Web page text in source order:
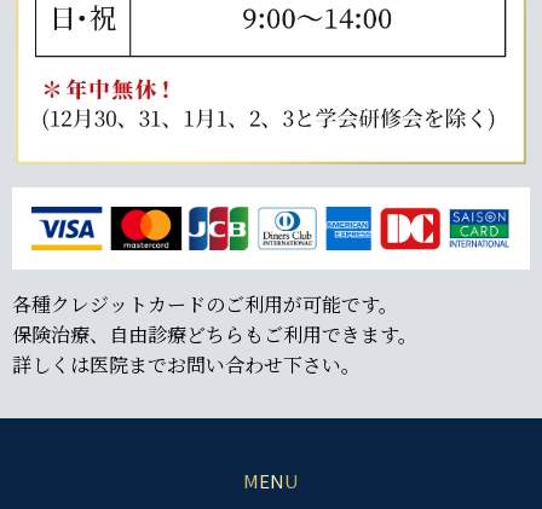
各種クレジットカードのご利用が可能です。
保険治療、自由診療どちらもご利用できます。
詳しくは医院までお問い合わせ下さい。
MENU